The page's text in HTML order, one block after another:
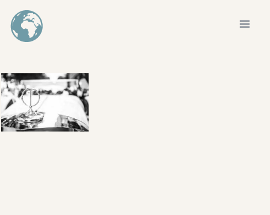
Aller
au
contenu